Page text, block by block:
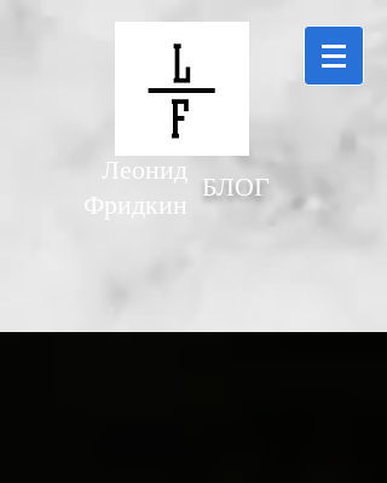
Леонид
Фридкин
БЛОГ